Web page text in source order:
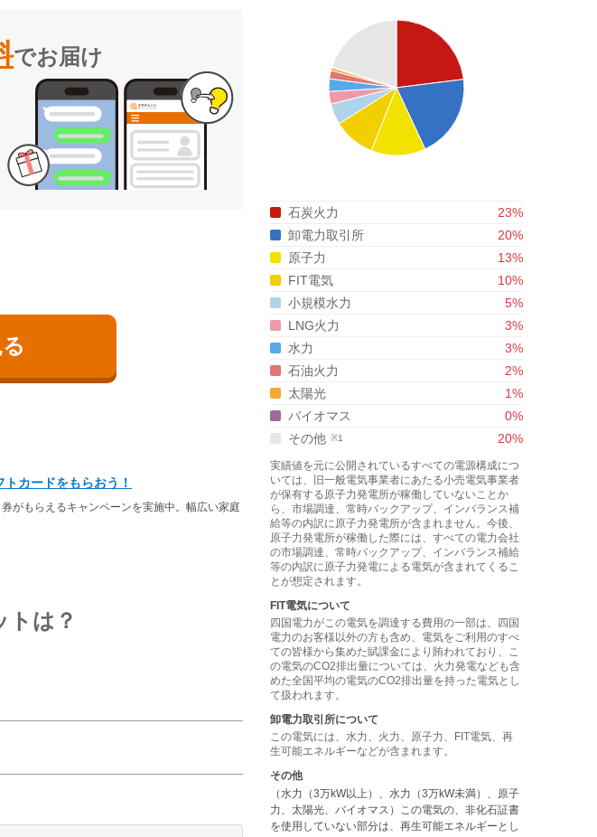
でお届け
カードをもらおう！
がもらえるキャンペーンを実施中。幅広い家庭
石炭火力 23%
卸電力取引所
20%
原子力
13%
FIT電気
10%
小規模水力
5%
LNG火力
3%
水力
3%
石油火力
2%
太陽光
1%
バイオマス
0%
その他
20%
実績値を元に公開されているすべての電源構成につ
いては、旧一般電気事業者にあたる小売電気事業者
が保有する原子力発電所が稼働していないことか
ら、市場調達、常時バックアップ、インバランス補
給等の内訳に原子力発電所が含まれません。今後、
原子力発電所が稼働した際には、すべての電力会社
の市場調達、常時バックアップ、インバランス補給
等の内訳に原子力発電による電気が含まれてくるこ
とが想定されます。
FIT電気について
四国電力がこの電気を調達する費用の一部は、
四国
電力のお客様以外の方も含め、電気をご利用のすべ
ての皆様から集めた賦課金により賄われており、こ
の電気のCO2排出量については、火力発電なども含
めた全国平均の電気のCO2排出量を持った電気とし
て扱われます。
卸電力取引所について
この電気には、水力、火力、原子力、FIT電気、再
生可能エネルギーなどが含まれます。
その他
（水力（3万kW以上）、水力（3万kW未満）、原子
力、太陽光、バイオマス）この電気の、非化石証書
を使用していない部分は、再生可能エネルギーとし
トは？